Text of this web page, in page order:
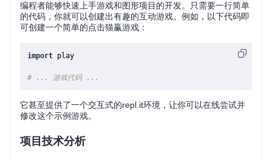
编程者能够快速上手游戏和图形项目的开发。只需要一行简单
的代码，你就可以创建出有趣的互动游戏。例如，以下代码即
可创建一个简单的点击猫赢游戏：
import play
# ... 游戏代码 ...
它甚至提供了一个交互式的repl.it环境，让你可以在线尝试并
修改这个示例游戏。
项目技术分析